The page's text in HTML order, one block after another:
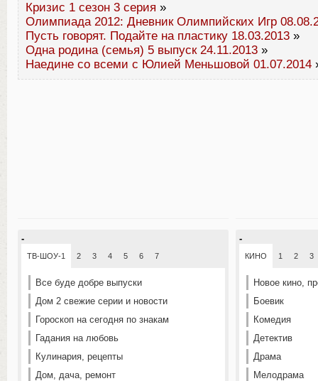
Кризис 1 сезон 3 серия »
Олимпиада 2012: Дневник Олимпийских Игр
Пусть говорят. Подайте на пластику 18.03.2013 »
Одна родина (семья) 5 выпуск 24.11.2013 »
Наедине со всеми с Юлией Меньшовой 01.07.2014
-
ТВ-ШОУ-1 2 3 4 5 6 7
Все буде добре выпуски
Дом 2 свежие серии и новости
Гороскоп на сегодня по знакам
Гадания на любовь
Кулинария, рецепты
Дом, дача, ремонт
-
КИНО 1 2 3
Новое кино,
Боевик
Комедия
Детектив
Драма
Мелодрама